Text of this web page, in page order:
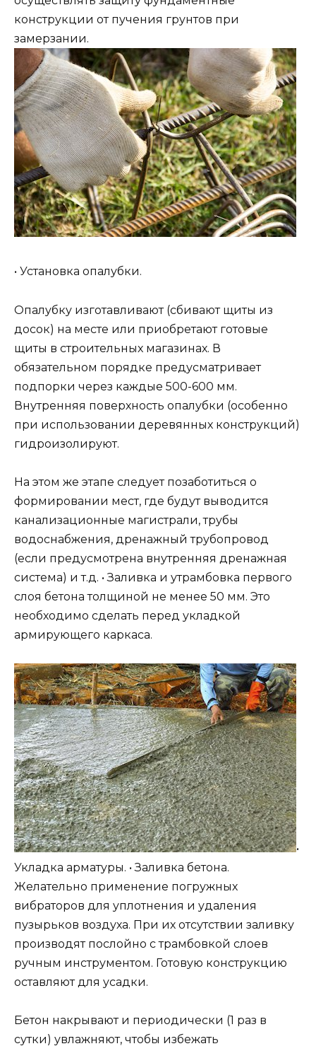
конструкции от пучения грунтов при
замерзании.
• Установка опалубки.
Опалубку изготавливают (сбивают щиты из
досок) на месте или приобретают готовые
щиты в строительных магазинах. В
обязательном порядке предусматривает
подпорки через каждые 500-600 мм.
Внутренняя поверхность опалубки (особенно
при использовании деревянных конструкций)
гидроизолируют.
На этом же этапе следует позаботиться о
формировании мест, где будут выводится
канализационные магистрали, трубы
водоснабжения, дренажный трубопровод
(если предусмотрена внутренняя дренажная
система) и т.д. • Заливка и утрамбовка первого
слоя бетона толщиной не менее 50 мм. Это
необходимо сделать перед укладкой
армирующего каркаса.
•
Укладка арматуры. • Заливка бетона.
Желательно применение погружных
вибраторов для уплотнения и удаления
пузырьков воздуха. При их отсутствии заливку
производят послойно с трамбовкой слоев
ручным инструментом. Готовую конструкцию
оставляют для усадки.
Бетон накрывают и периодически (1 раз в
сутки) увлажняют, чтобы избежать